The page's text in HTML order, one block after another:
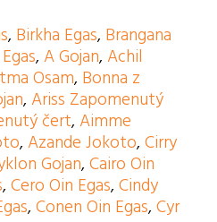
, Birkha Egas, Brangana
, A Gojan, Achil
Osam, Bonna z
, Ariss Zapomenutý
čert, Aimme
, Azande Jokoto,Cirry
Gojan,Cairo Oin
,Cero Oin Egas,Cindy
,Conen Oin Egas,Cyr